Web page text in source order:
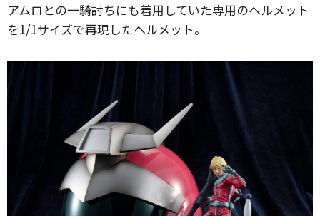
アムロとの一騎討ちにも着用していた専用のヘルメット
を1/1サイズで再現したヘルメット。